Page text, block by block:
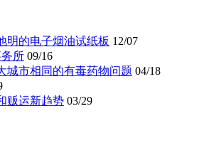
明的电子烟油试纸板 12/07
所 09/16
城市相同的有毒药物问题 04/18
贩运新趋势 03/29